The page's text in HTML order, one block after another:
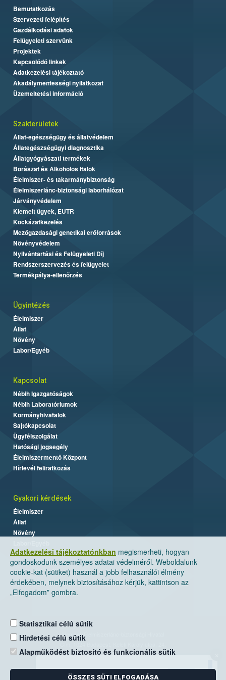
Adatkezelési tájékoztatónkban megismerheti, hogyan
gondoskodunk személyes adatai védelméről. Weboldalunk
cookie-kat (sütiket) használ a jobb felhasználói élmény
érdekében, melynek biztosításához kérjük, kattintson az
„Elfogadom” gombra.
Statisztikai célú sütik
Hirdetési célú sütik
Alapműködést biztosító és funkcionális sütik
ÖSSZES SÜTI ELFOGADÁSA
Bemutatkozás
Szervezeti felépítés
Gazdálkodási adatok
Felügyeleti szervünk
Projektek
Kapcsolódó linkek
Adatkezelési tájékoztató
Akadálymentességi nyilatkozat
Üzemeltetési információ
Szakterületek
Állat-egészségügy és állatvédelem
Állategészségügyi diagnosztika
Állatgyógyászati termékek
Borászat és Alkoholos Italok
Élelmiszer- és takarmánybiztonság
Élelmiszerlánc-biztonsági laborhálózat
Járványvédelem
Kiemelt ügyek, EUTR
Kockázatkezelés
Mezőgazdasági genetikai erőforrások
Növényvédelem
Nyilvántartási és Felügyeleti Díj
Rendszerszervezés és felügyelet
Termékpálya-ellenőrzés
Ügyintézés
Élelmiszer
Állat
Növény
Labor/Egyéb
Kapcsolat
Nébih Igazgatóságok
Nébih Laboratóriumok
Kormányhivatalok
Sajtókapcsolat
Ügyfélszolgálat
Hatósági jogsegély
Élelmiszermentő Központ
Hírlevél feliratkozás
Gyakori kérdések
Élelmiszer
Állat
Növény
Nemzeti Élelmiszerlánc-biztonsági Hivatal
Levelezési cím: 1525 Budapest. Pf. 30.